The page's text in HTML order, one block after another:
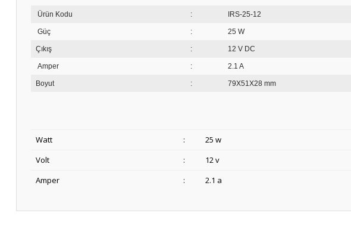
Ürün Kodu : IRS-25-
Güç : 25 W
Çıkış : 12 V DC
Amper : 2.1 A
Boyut : 79X51X28 mm
Watt :
25 w
Volt
:
12 v
Amper
: 2.1 a